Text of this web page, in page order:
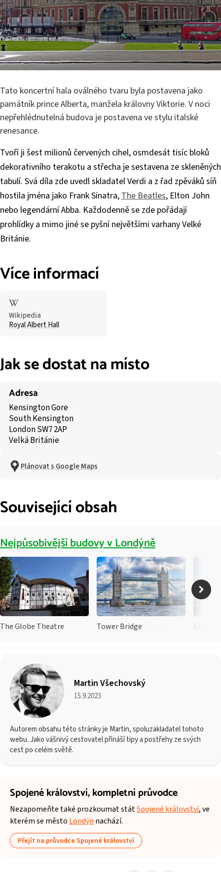
Tato koncertní hala oválného tvaru byla postavena jako
památník prince Alberta, manžela královny Viktorie. V noci
nepřehlédnutelná budova je postavena ve stylu italské
renesance.
Tvoří ji šest milionů červených cihel, osmdesát tisíc bloků
dekorativního terakotu a střecha je sestavena ze skleněných
tabulí. Svá díla zde uvedl skladatel Verdi a z řad zpěváků síň
hostila jména jako Frank Sinatra, The Beatles, Elton John
nebo legendární Abba. Každodenně se zde pořádají
prohlídky a mimo jiné se pyšní největšími varhany Velké
Británie.
Více informací
Wikipedia
Royal Albert Hall
Jak se dostat na místo
Adresa
Kensington Gore
South Kensington
London SW7 2AP
Velká Británie
Plánovat s Google Maps
Související obsah
Nejpůsobivější budovy v Londýně
The Globe Theatre Tower Bridge
Martin Všechovský
15.9.2023
Autorem obsahu této stránky je Martin, spoluzakladatel tohoto
webu. Jako vášnivý cestovatel přináší tipy a postřehy ze svých
cest po celém světě.
Spojené království,kompletní průvodce
Nezapomeňte také prozkoumat státSpojené království, ve
kterém se město Londýn nachází.
Přejít na průvodce Spojené království